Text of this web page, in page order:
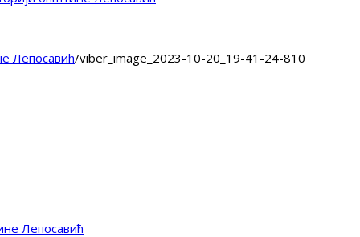
Лепосавић/viber_image_2023-10-20_19-41-24-810
Лепосавић